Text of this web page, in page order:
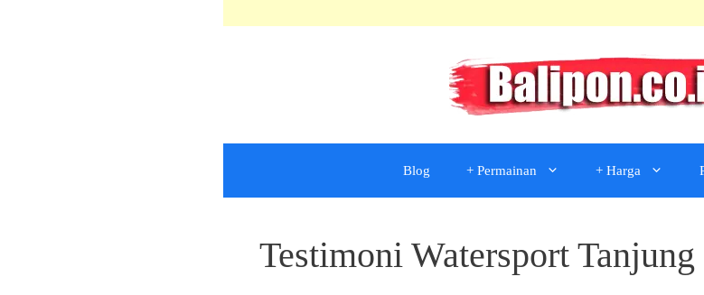
Blog + Permainan + Harga
Testimoni Watersport